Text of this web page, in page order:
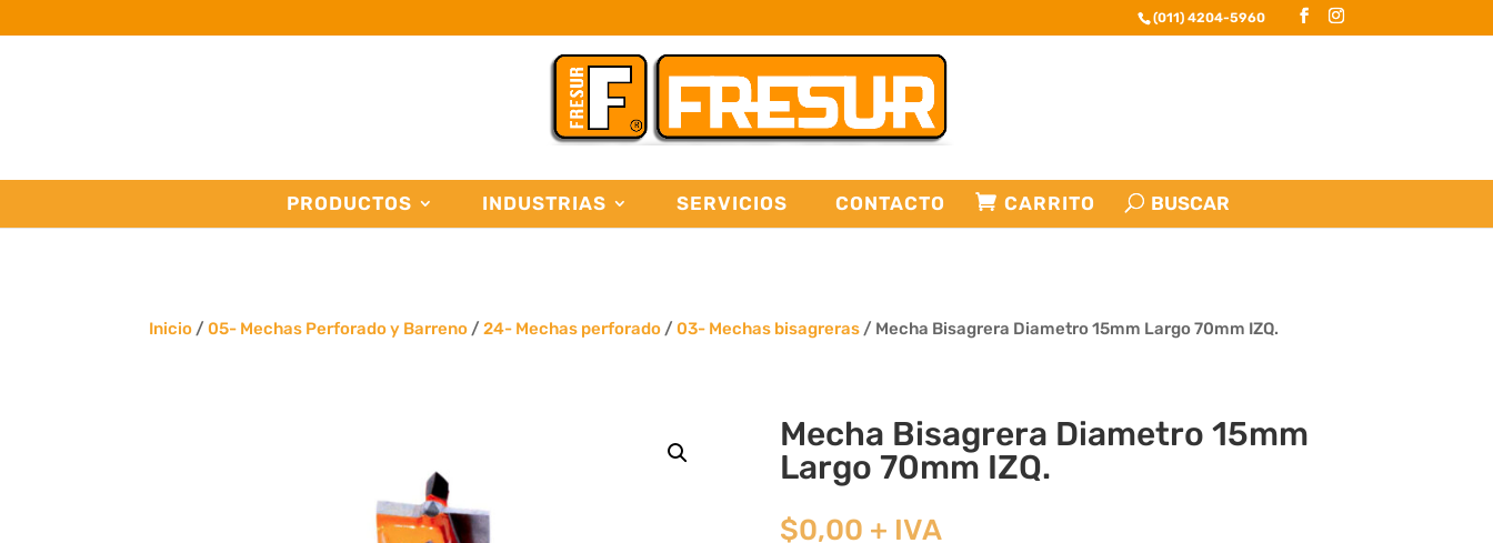
(011) 4204-5960
PRODUCTOS INDUSTRIAS SERVICIOS CONTACTO CARRITO
Inicio /05- Mechas Perforado y Barreno /24- Mechas perforado /03- Mechas bisagreras / Mecha Bisagrera Diametro 15mm Largo 70mm IZQ.
Mecha Bisagrera Diametro 15mm
Largo 70mm IZQ.
$0,00 + IVA